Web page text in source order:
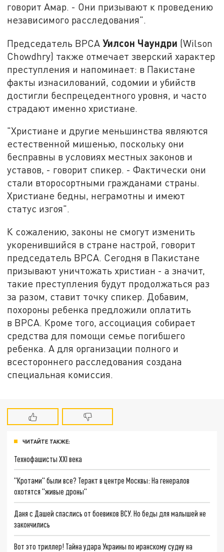
говорит Амар. - Они призывают к проведению
независимого расследования".
Председатель BPCAУилсон Чаундри (Wilson
Chowdhry) также отмечает зверский характер
преступления и напоминает: в Пакистане
факты изнасилований, содомии и убийств
достигли беспрецедентного уровня, и часто
страдают именно христиане.
"Христиане и другие меньшинства являются
естественной мишенью, поскольку они
бесправны в условиях местных законов и
уставов, - говорит спикер. - Фактически они
стали второсортными гражданами страны.
Христиане бедны, неграмотны и имеют
статус изгоя".
К сожалению, законы не смогут изменить
укоренившийся в стране настрой, говорит
председатель BPCA. Сегодня в Пакистане
призывают уничтожать христиан - а значит,
такие преступления будут продолжаться раз
за разом, ставит точку спикер. Добавим,
похороны ребенка предложили оплатить
в BPCA. Кроме того, ассоциация собирает
средства для помощи семье погибшего
ребенка. А для организации полного и
всестороннего расследования создана
специальная комиссия.
ЧИТАЙТЕ ТАКЖЕ:
Технофашисты XXI века
"Кротами" были все? Теракт в центре Москвы: На генералов
охотятся "живые дроны"
Даня с Дашей спаслись от боевиков ВСУ. Но беды для малышей не
закончились
Вот это триллер! Тайна удара Украины по иранскому судну на